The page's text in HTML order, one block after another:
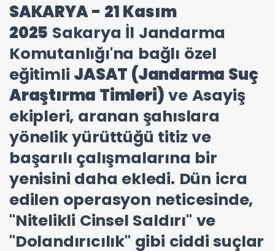
SAKARYA - 21 Kasım
2025 Sakarya İl Jandarma
Komutanlığı'na bağlı özel
eğitimli JASAT (Jandarma Suç
Araştırma Timleri)ve Asayiş
ekipleri, aranan şahıslara
yönelik yürüttüğü titiz ve
başarılı çalışmalarına bir
yenisini daha ekledi. Dün icra
edilen operasyon neticesinde,
"Nitelikli Cinsel Saldırı" ve
"Dolandırıcılık" gibi ciddi suçlar